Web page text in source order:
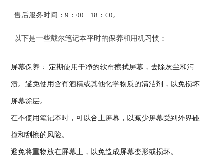
售后服务时间：9：00 - 18：00。
以下是一些戴尔笔记本平时的保养和用机习惯：
屏幕保养： 定期使用干净的软布擦拭屏幕，去除灰尘和污
渍。避免使用含有酒精或其他化学物质的清洁剂，以免损坏
屏幕涂层。
在不使用笔记本时，可以合上屏幕，以减少屏幕受到外界碰
撞和刮擦的风险。
避免将重物放在屏幕上，以免造成屏幕变形或损坏。